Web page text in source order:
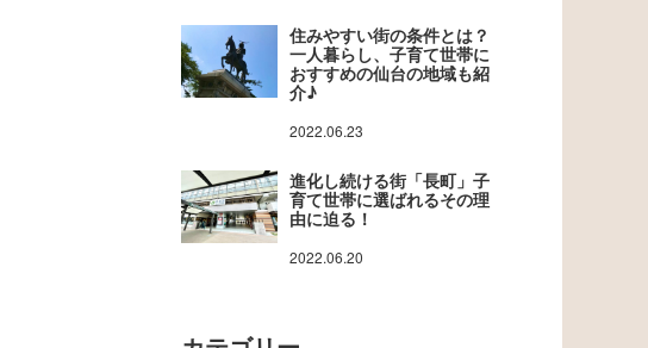
住みやすい街の条件とは？
一人暮らし、子育て世帯に
おすすめの仙台の地域も紹
介♪
2022.06.23
進化し続ける街「長町」子
育て世帯に選ばれるその理
由に迫る！
2022.06.20